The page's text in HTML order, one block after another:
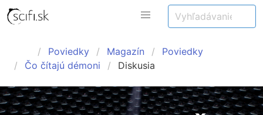
Poviedky Magazín
Poviedky
Čo čítajú démoni
Diskusia